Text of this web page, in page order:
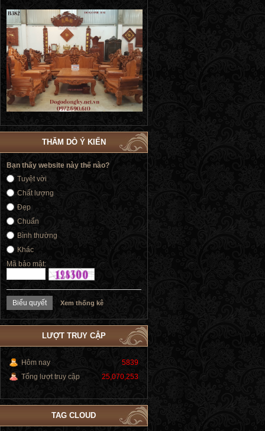
THĂM DÒ Ý KIẾN
Bạn thấy website này thế nào?
Tuyệt vời
Chất lượng
Đẹp
Chuẩn
Bình thường
Khác
Mã bảo mật:
Xem thống kê
LƯỢT TRUY CẬP
Hôm nay
5839
Tổng lượt truy cập
25,070,253
TAG CLOUD